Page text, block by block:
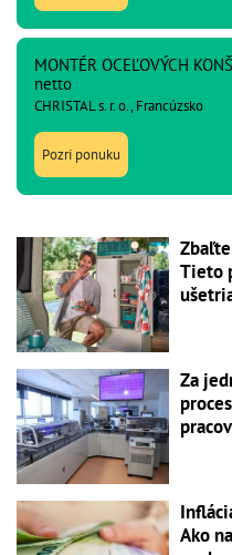
MONTÉR OCEĽOVÝCH
netto
CHRISTAL s. r. o., Francúzsko
Pozri ponuku
Tieto
Za
Ako